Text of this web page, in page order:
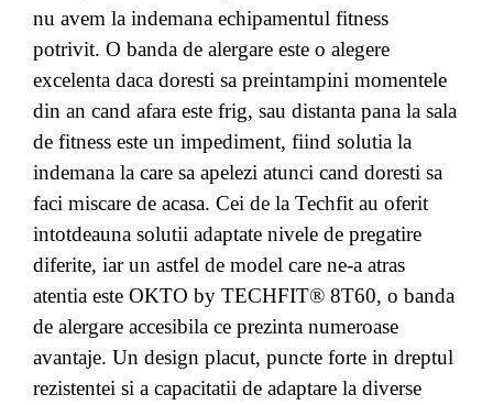
nu avem la indemana echipamentul fitness
potrivit. O banda de alergare este o alegere
excelenta daca doresti sa preintampini momentele
din an cand afara este frig, sau distanta pana la sala
de fitness este un impediment, fiind solutia la
indemana la care sa apelezi atunci cand doresti sa
faci miscare de acasa. Cei de la Techfit au oferit
intotdeauna solutii adaptate nivele de pregatire
diferite, iar un astfel de model care ne-a atras
atentia este OKTO by TECHFIT® 8T60, o banda
de alergare accesibila ce prezinta numeroase
avantaje. Un design placut, puncte forte in dreptul
rezistentei si a capacitatii de adaptare la diverse